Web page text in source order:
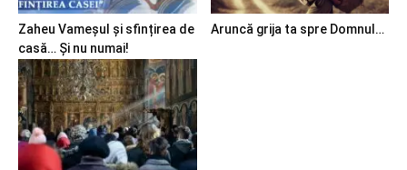
Zaheu Vameșul și sfințirea de
casă… Și nu numai!
Aruncă grija ta spre Domnul…